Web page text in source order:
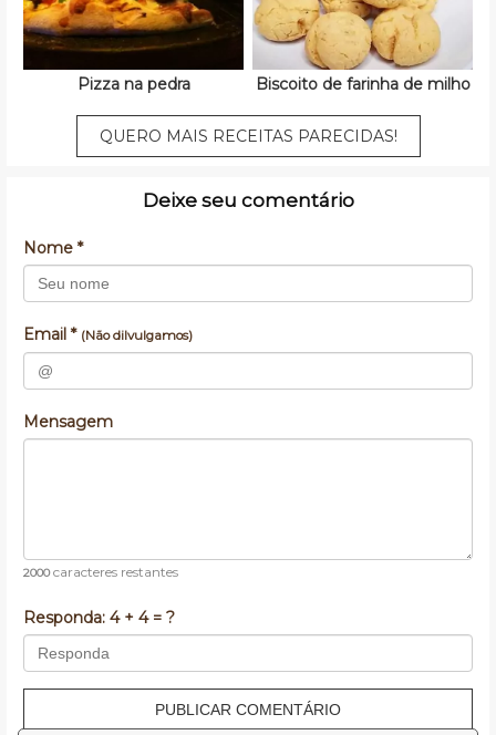
Pizza na pedra Biscoito de farinha de milho
QUERO MAIS RECEITAS PARECIDAS!
Deixe seu comentário
Nome *
Email * (Não dilvulgamos)
Mensagem
2000caracteres restantes
Responda: 4 + 4 = ?
PUBLICAR COMENTÁRIO